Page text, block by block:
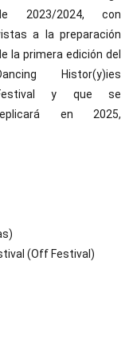
2023/2024, con
a la preparación
la primera edición del
Histor(y)ies
y que se
en 2025,
(Off Festival)